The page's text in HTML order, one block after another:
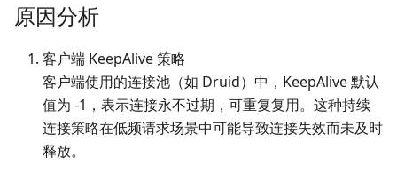
原因分析
客户端 KeepAlive 策略
客户端使用的连接池（如 Druid）中，KeepAlive 默认
值为 -1，表示连接永不过期，可重复复用。这种持续
连接策略在低频请求场景中可能导致连接失效而未及时
释放。